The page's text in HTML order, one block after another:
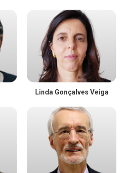
Linda Gonçalves Veiga